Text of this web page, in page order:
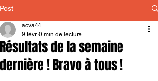
Post
Résultats de la semaine
dernière ! Bravo à tous !
acva44
9 févr. 0 min de lecture